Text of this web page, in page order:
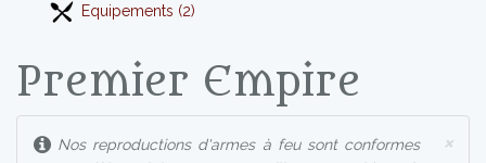
Equipements (2)
Premier Empire
×
Nos reproductions d'armes à feu sont conformes